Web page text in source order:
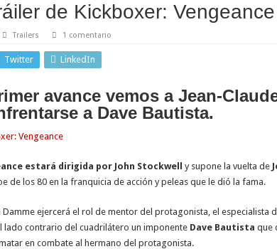
de Kickboxer: Vengeance
Trailers 1 comentario
Twitter LinkedIn
avance vemos a Jean-
a Dave Bautista.
estará dirigida por John Stockwell y supone la vuelta de
de los 80 en la franquicia de acción y peleas que le dió la fama.
Damme ejercerá el rol de mentor del protagonista, el especialista
lado contrario del cuadrilátero un imponente Dave Bautista que
en combate al hermano del protagonista.